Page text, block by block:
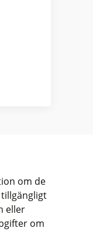
om de
eller
om